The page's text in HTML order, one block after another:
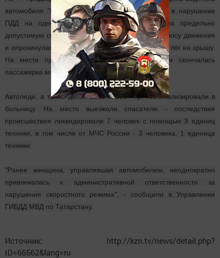
автомобиля "Рено Дастер" 1983 года рождения в нарушение
ПДД на одном из участков трассы превысила предельно
допустимую скорость, вылетела на встречную полосу движения
и опрокинулась в кювет. В результате автомобиль лёг на крышу.
На месте происшествия от полученных травм скончалась
пассажирка машины 2004 года рождения.
Автоледи, а также детей 2012 и 2014 г.р. госпитализировали в
больницу. На место выезжали спасатели - последствия
происшествия ликвидировали 7 человек с помощью 3 единиц
техники, в том числе от МЧС России - 3 человека, 1 единица
техники.
"Ранее женщина, управлявшая автомобилем, неоднократно
привлекалась к административной ответственности за
нарушения скоростного режима", - сообщили в Управлении
ГИБДД МВД по Татарстану.
Источник: http://kzn.tv/news/detail.php?
ID=66562&lang=ru